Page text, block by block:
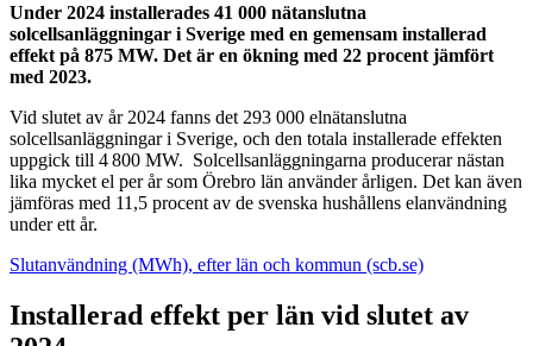
Under 2024 installerades 41 000 nätanslutna
solcellsanläggningar i Sverige med en gemensam installerad
effekt på 875 MW. Det är en ökning med 22 procent jämfört
med 2023.
Vid slutet av år 2024 fanns det 293 000 elnätanslutna
solcellsanläggningar i Sverige, och den totala installerade effekten
uppgick till 4800 MW. Solcellsanläggningarna producerar nästan
lika mycket el per år som Örebro län använder årligen. Det kan även
jämföras med 11,5 procent av de svenska hushållens elanvändning
under ett år.
Slutanvändning (MWh), efter län och kommun (scb.se)
Installerad effekt per län vid slutet av